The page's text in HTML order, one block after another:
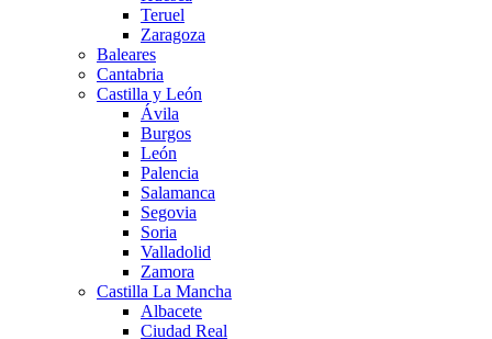
Teruel
Zaragoza
Baleares
Cantabria
Castilla y León
Ávila
Burgos
León
Palencia
Salamanca
Segovia
Soria
Valladolid
Zamora
Castilla La Mancha
Albacete
Ciudad Real